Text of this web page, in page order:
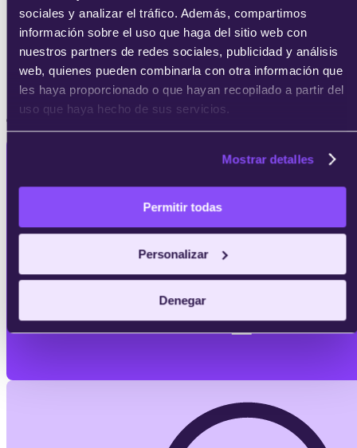
sociales y analizar el tráfico. Además, compartimos
información sobre el uso que haga del sitio web con
nuestros partners de redes sociales, publicidad y análisis
web, quienes pueden combinarla con otra información que
les haya proporcionado o que hayan recopilado a partir del
uso que haya hecho de sus servicios.
Mostrar detalles
Permitir todas
Personalizar
Denegar
Microsoft certifies: Security, Compliance and Identity
Fundamentals (SC-900)
¿Buscas alguna de estas certificaciones?